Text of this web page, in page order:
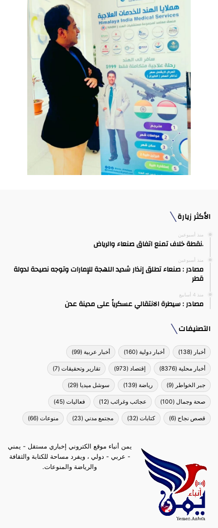
الأكثر زيارة
منذ أسبوعين
.نقطة خلاف تمنع اتفاق صنعاء والرياض
منذ أسبوعين
مصادر : صنعاء تطلق إنذار شديد اللهجة للإمارات وتوجه نصيحة لدولة
قطر
منذ 4 أسابيع
مصادر : سيطرة الانتقالي عسكرياً على مدينة عدن
التصنيفات
أخبار (138) أخبار دولية (160) أخبار عربية (99)
أخبار محلية (8376) إقتصاد (973) تقارير وتحقيقات (7)
جبر الخواطر (9) رياضة (139) سوشل ميديا (29)
صحة وجمال (100) عجائب وغرائب (12) فعاليات (45)
قصص نجاح (6) كتابات (32) مجتمع مدني (23) منوعات (66)
يمن أنباء موقع الكتروني إخباري مستقل - يمني
- عربي - دولي ، ويفرد مساحة للكتابة والثقافة
والرياضة والمنوعات.